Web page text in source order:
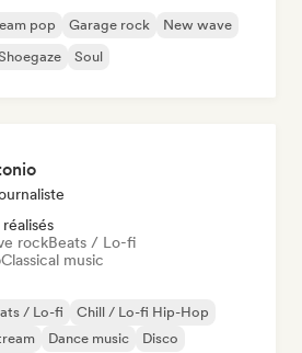
pop Garage rock
New wave
Soul
rockBeats / Lo-fi
Classical music
/ Lo-fi
Chill / Lo-fi Hip-Hop
Dance music
Disco